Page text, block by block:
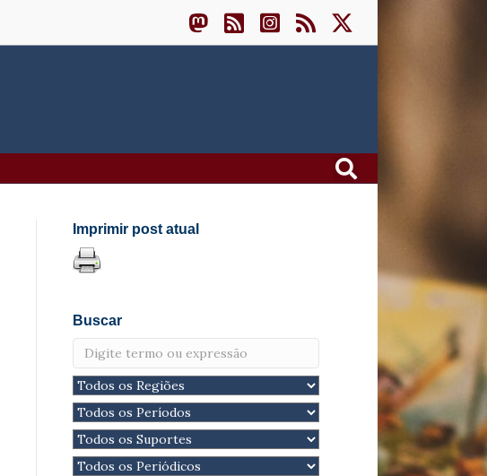
Imprimir post atual
Buscar